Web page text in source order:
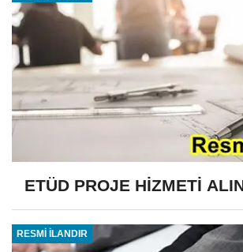
ETÜD PROJE HİZMETİ
RESMİ İLANDIR